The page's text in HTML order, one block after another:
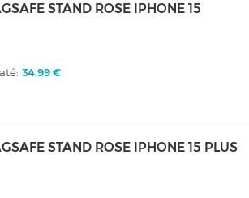
STAND ROSE IPHONE 15
34,99 €
STAND ROSE IPHONE 15 PLUS